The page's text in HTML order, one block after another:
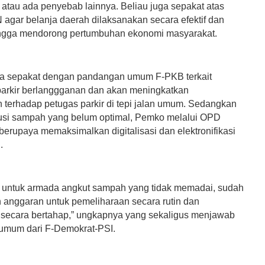
ada penyebab lainnya. Beliau juga sepakat atas
agar belanja daerah dilaksanakan secara efektif dan
mendorong pertumbuhan ekonomi masyarakat.
sepakat dengan pandangan umum F-PKB terkait
berlanggganan dan akan meningkatkan
terhadap petugas parkir di tepi jalan umum. Sedangkan
sampah yang belum optimal, Pemko melalui OPD
memaksimalkan digitalisasi dan elektronifikasi
untuk armada angkut sampah yang tidak memadai, sudah
untuk pemeliharaan secara rutin dan
bertahap,” ungkapnya yang sekaligus menjawab
dari F-Demokrat-PSI.